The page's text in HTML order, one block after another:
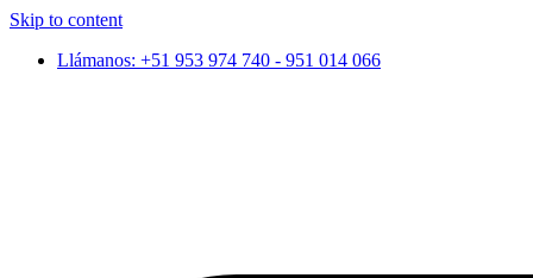
Skip to content
Llámanos: +51 953 974 740 - 951 014 066